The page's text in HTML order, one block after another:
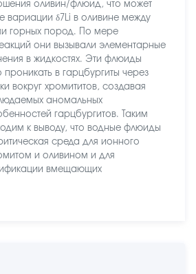
оливин/флюид, что может
вариации δ7Li в оливине между
горных пород. По мере
они вызывали элементарные
в жидкостях. Эти флюиды
в гарцбургиты через
вокруг хромититов, создавая
аномальных
гарцбургитов. Таким
к выводу, что водные флюиды
среда для ионного
и оливином и для
вмещающих